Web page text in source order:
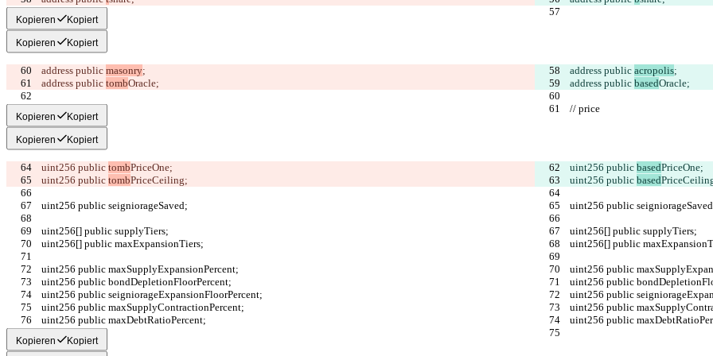
Kopieren Kopiert
Kopieren Kopiert
    address public
masonry;
    address public
acropolis;
    address public
tombOracle;
    address public
basedOracle;
    // price
    // price
Kopieren Kopiert
Kopieren Kopiert
    uint256 public
tombPriceOne;
    uint256 public
basedPriceOne;
    uint256 public
tombPriceCeiling;
    uint256 public
based
    uint256 public seigniorageSaved;
uint256 public
    uint256[] public supplyTiers;
    uint256[] public supplyTiers;
    uint256[] public maxExpansionTiers;
uint256[] public
    uint256 public maxSupplyExpansionPercent;
uint256 public
    uint256 public bondDepletionFloorPercent;
uint256 public
    uint256 public seigniorageExpansionFloorPercent;
uint256 public
    uint256 public maxSupplyContractionPercent;
uint256 public
    uint256 public maxDebtRatioPercent;
uint256 public
Kopieren Kopiert